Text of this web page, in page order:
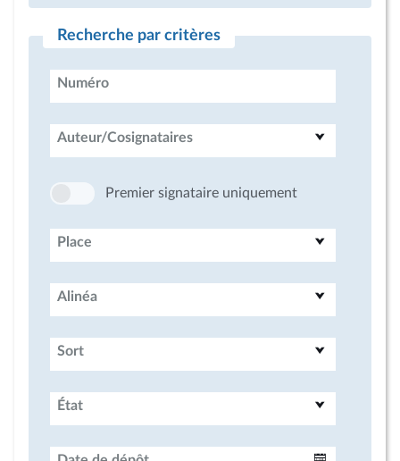
Recherche par critères
Numéro
Auteur/Cosignataires
Premier signataire uniquement
Place
Alinéa
Sort
État